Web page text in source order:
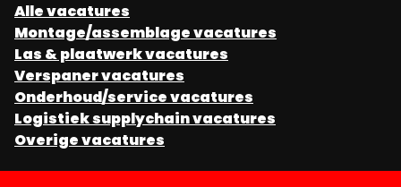
Alle vacatures
Montage/assemblage vacatures
Las & plaatwerk vacatures
Verspaner vacatures
Onderhoud/service vacatures
Logistiek supplychain vacatures
Overige vacatures